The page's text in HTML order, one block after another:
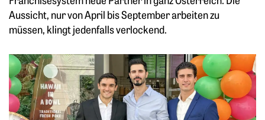
Aussicht, nur von April bis September arbeiten zu
müssen, klingt jedenfalls verlockend.
Weiterlesen: Vom Kicker zum Franchiser